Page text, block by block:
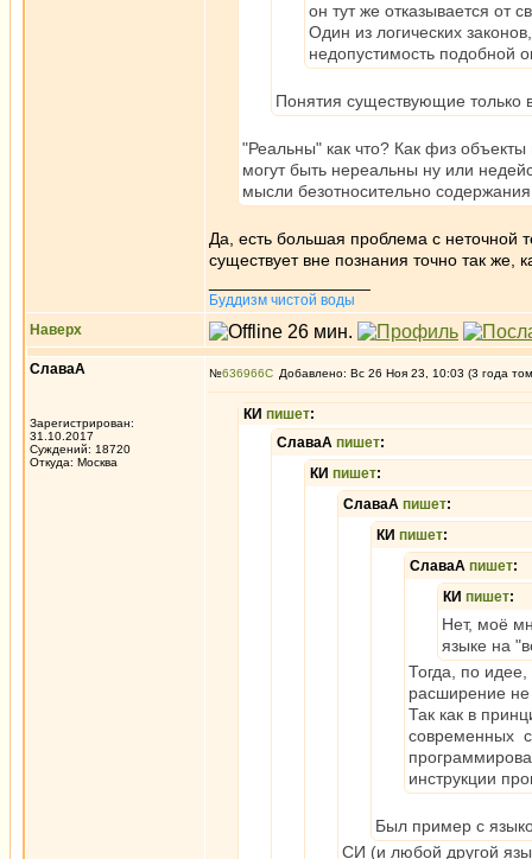
он тут же отказывается от
Один из логических
недопустимость подобной
Понятия существующие только
"Реальны" как что? Как физ
могут быть нереальны ну или
мысли безотносительно
Да, есть большая проблема с неточной
существует вне познания точно так же,
Буддизм чистой воды
Наверх
СлаваА
Зарегистрирован:
31.10.2017
Суждений: 18720
Откуда: Москва
№636966 Добавлено: Вс 26 Ноя 23, 10:03 (3 года
КИ пишет:
СлаваА пишет:
КИ пишет:
СлаваА пишет:
КИ пишет:
СлаваА пишет:
КИ пишет:
Нет, моё
языке на
Тогда, по
расширение
Так как в
современных
инструкции
Был пример с
СИ (и любой другой